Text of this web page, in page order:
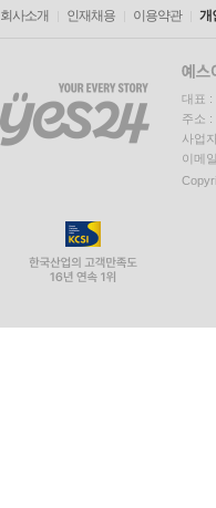
회사소개 인재채용 이용약관 개
대표 :
주소
사업
이메